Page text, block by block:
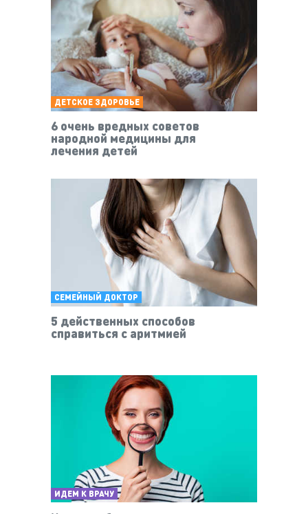
ДЕТСКОЕ ЗДОРОВЬЕ
6 очень вредных советов
народной медицины для
лечения детей
СЕМЕЙНЫЙ ДОКТОР
5 действенных способов
справиться с аритмией
ИДЕМ К ВРАЧУ